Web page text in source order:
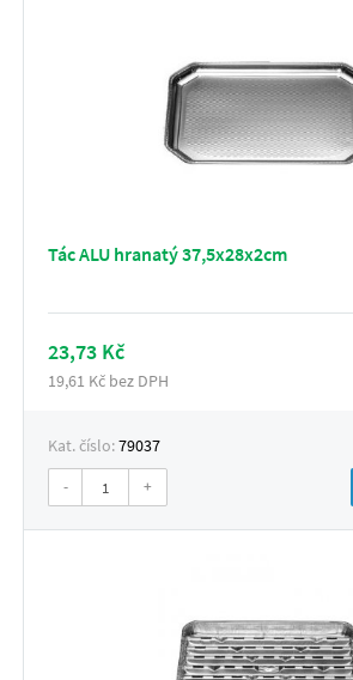
Tác ALU hranatý 37,5x28x2cm
23,73 Kč
19,61 Kč bez DPH
Kat. číslo:79037
- +